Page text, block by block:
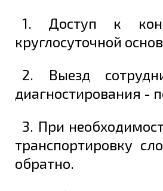
1. Доступ к
круглосуточной
2. Выезд
диагностирования -
3. При
транспортировку
обратно.